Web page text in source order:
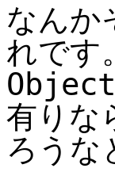
なんか
れです。
Object
有りな
ろう